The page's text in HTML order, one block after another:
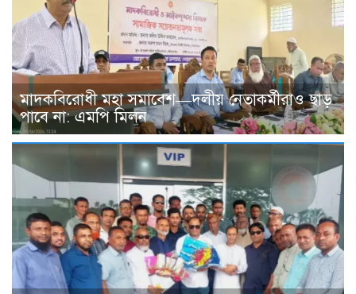
মাদকবিরোধী মহা সমাবেশ—দলীয় নেতাকর্মীরাও ছাড়
পাবে না: এমপি মিলন